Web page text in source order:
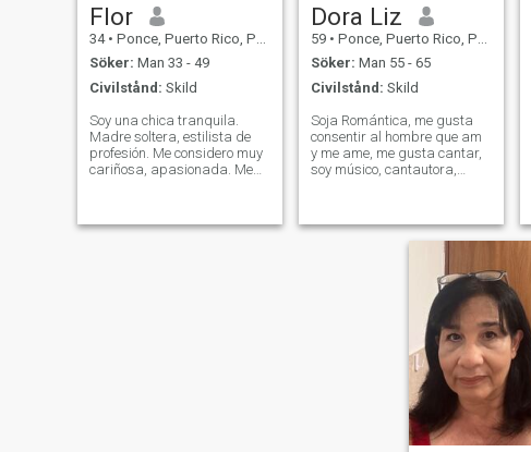
Flor
34 • Ponce, Puerto Rico, Puerto Rico
Söker: Man 33 - 49
Civilstånd: Skild
Soy una chica tranquila.
Madre soltera, estilista de
profesión. Me considero muy
cariñosa, apasionada. Me
pareja 💑 me encanta sacar
Dora Liz
59 • Ponce, Puerto Rico, Puerto Rico
Söker: Man 55 - 65
Civilstånd: Skild
Soja Romántica, me gusta
consentir al hombre que am
y me ame, me gusta cantar,
soy músico, cantautora,
toco piano en la iglesia, y vivo
en Ponce, P.R. busco un
hombre husilde y tranquiilo,
naturaleza y disfrutarla, que
le guste pasar tiempo
conmigo y salir a darempnos
de tiempo. Jag gsta la
comunicación. Jag gsta la
fotografía y tomar videos.
Jag har en otros que tienen
necesidad, visitar los
enfermos darles ánimo y